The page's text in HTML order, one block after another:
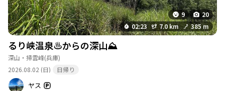
9
20
02:23
7.0 km 385 m
るり峡温泉♨️からの深山⛰️
深山・掃雲峰(兵庫)
2026.08.02 (日)
日帰り
ヤス